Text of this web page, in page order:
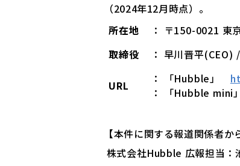
（2024年12月時点）。
所在地
： 〒150-0021 東
取締役
： 早川晋平
URL ： 「Hubble」
： 「Hubble mini
【本件に関する報道関係者か
株式会社Hubble 広報担当：